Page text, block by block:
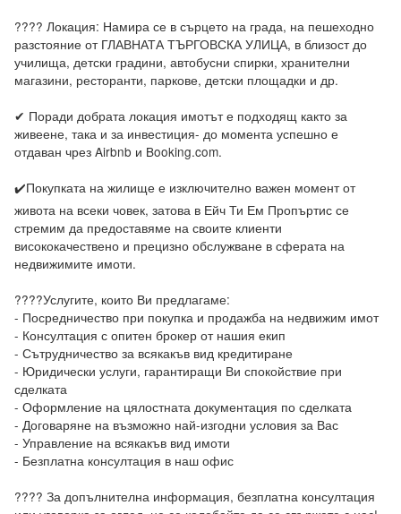
???? Локация: Намира се в сърцето на града, на пешеходно
разстояние от ГЛАВНАТА ТЪРГОВСКА УЛИЦА, в близост до
училища, детски градини, автобусни спирки, хранителни
магазини, ресторанти, паркове, детски площадки и др.
✔ Поради добрата локация имотът е подходящ както за
живеене, така и за инвестиция- до момента успешно е
отдаван чрез Airbnb и Booking.com.
✔️Покупката на жилище е изключително важен момент от
живота на всеки човек, затова в Ейч Ти Ем Пропъртис се
стремим да предоставяме на своите клиенти
висококачествено и прецизно обслужване в сферата на
недвижимите имоти.
????Услугите, които Ви предлагаме:
- Посредничество при покупка и продажба на недвижим имот
- Консултация с опитен брокер от нашия екип
- Сътрудничество за всякакъв вид кредитиране
- Юридически услуги, гарантиращи Ви спокойствие при
сделката
- Оформление на цялостната документация по сделката
- Договаряне на възможно най-изгодни условия за Вас
- Управление на всякакъв вид имоти
- Безплатна консултация в наш офис
???? За допълнителна информация, безплатна консултация